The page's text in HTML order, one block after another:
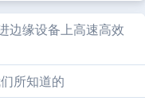
边缘设备上高速高效
所知道的